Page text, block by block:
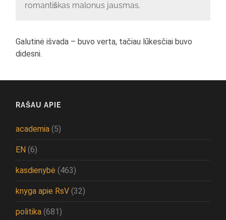
romantiškas malonus jausmas.
Galutinė išvada – buvo verta, tačiau lūkesčiai buvo
didesni.
RAŠAU APIE
academia (5)
EN (6)
kasdienybė (463)
knyga apie RsV (32)
politika (681)